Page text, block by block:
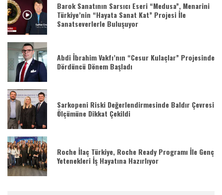
Barok Sanatının Sarsıcı Eseri “Medusa”, Menarini
Türkiye’nin “Hayata Sanat Kat” Projesi İle
Sanatseverlerle Buluşuyor
Abdi İbrahim Vakfı’nın “Cesur Kulaçlar” Projesinde
Dördüncü Dönem Başladı
Sarkopeni Riski Değerlendirmesinde Baldır Çevresi
Ölçümüne Dikkat Çekildi
Roche İlaç Türkiye, Roche Ready Programı İle Genç
Yetenekleri İş Hayatına Hazırlıyor